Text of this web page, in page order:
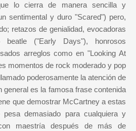
lo cierra de manera sencilla y
sentimental y duro "Scared") pero,
retazos de genialidad, evocadoras
beatle ("Early Days"), honrosos
arreglos como en "Looking At
momentos de rock moderado y pop
poderosamente la atención de
general es la famosa frase contenida
que demostrar McCartney a estas
demasiado para cualquiera y
maestría después de más de